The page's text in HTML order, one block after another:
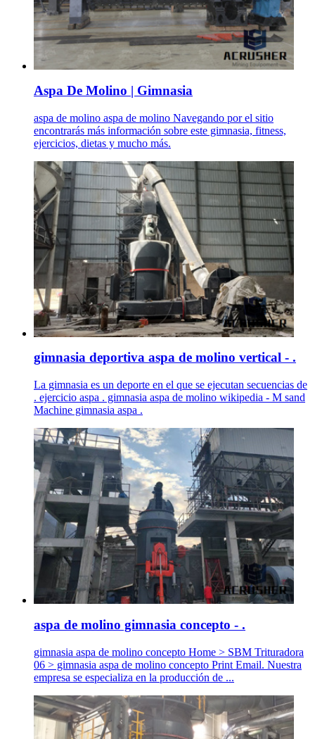
Aspa De Molino | Gimnasia
aspa de molino aspa de molino Navegando por el sitio
encontrarás más información sobre este gimnasia, fitness,
ejercicios, dietas y mucho más.
gimnasia deportiva aspa de molino vertical - .
La gimnasia es un deporte en el que se ejecutan secuencias de
. ejercicio aspa . gimnasia aspa de molino wikipedia - M sand
Machine gimnasia aspa .
aspa de molino gimnasia concepto - .
gimnasia aspa de molino concepto Home > SBM Trituradora
06 > gimnasia aspa de molino concepto Print Email. Nuestra
empresa se especializa en la producción de ...